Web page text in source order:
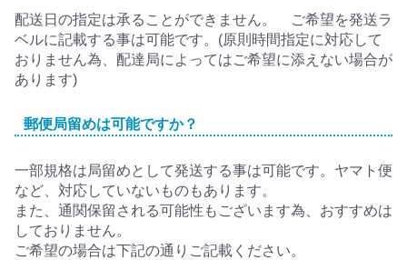
配送日の指定は承ることができません。 ご希望を発送ラ
ベルに記載する事は可能です。(原則時間指定に対応して
おりません為、配達局によってはご希望に添えない場合が
あります)
郵便局留めは可能ですか？
一部規格は局留めとして発送する事は可能です。ヤマト便
など、対応していないものもあります。
また、通関保留される可能性もございます為、おすすめは
しておりません。
ご希望の場合は下記の通りご記載ください。